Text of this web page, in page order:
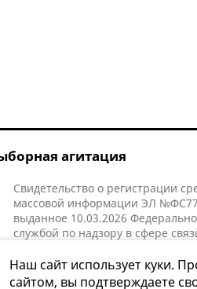
агитация
Свидетельство о регистрации
массовой информации ЭЛ
выданное 10.03.2026
службой по надзору в сфере
коммуникаций (Роскомнадзор).
Наш сайт использует куки.
сайтом, вы подтверждаете